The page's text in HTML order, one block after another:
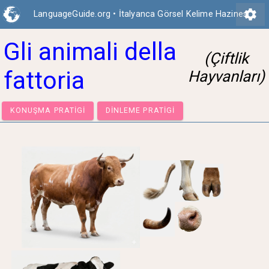
LanguageGuide.org • İtalyanca Görsel Kelime Hazinesisettings
Gli animali della
fattoria
(Çiftlik
Hayvanları)